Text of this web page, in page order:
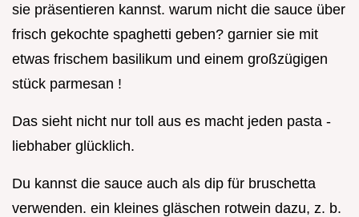
sie präsentieren kannst. warum nicht die sauce über
frisch gekochte spaghetti geben? garnier sie mit
etwas frischem basilikum und einem großzügigen
stück parmesan !
Das sieht nicht nur toll aus es macht jeden pasta -
liebhaber glücklich.
Du kannst die sauce auch als dip für bruschetta
verwenden. ein kleines gläschen rotwein dazu, z. b.